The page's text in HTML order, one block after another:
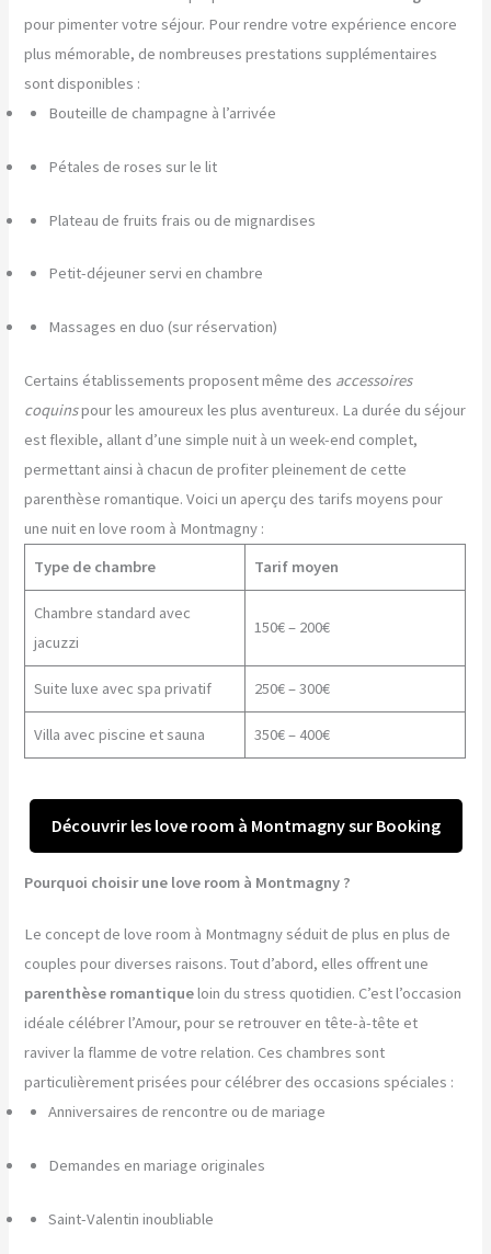
pour pimenter votre séjour. Pour rendre votre expérience encore
plus mémorable, de nombreuses prestations supplémentaires
sont disponibles :
Bouteille de champagne à l’arrivée
Pétales de roses sur le lit
Plateau de fruits frais ou de mignardises
Petit-déjeuner servi en chambre
Massages en duo (sur réservation)
Certains établissements proposent même des accessoires
coquinspour les amoureux les plus aventureux. La durée du séjour
est flexible, allant d’une simple nuit à un week-end complet,
permettant ainsi à chacun de profiter pleinement de cette
parenthèse romantique. Voici un aperçu des tarifs moyens pour
une nuit en love room à Montmagny :
Type de chambre
Tarif moyen
Chambre standard avec
jacuzzi
150€ – 200€
Suite luxe avec spa privatif 250€ – 300€
Villa avec piscine et sauna 350€ – 400€
Découvrir les love room à Montmagny sur Booking
Pourquoi choisir une love room à Montmagny ?
Le concept de love room à Montmagny séduit de plus en plus de
couples pour diverses raisons. Tout d’abord, elles offrent une
parenthèse romantiqueloin du stress quotidien. C’est l’occasion
idéale célébrer l’Amour, pour se retrouver en tête-à-tête et
raviver la flamme de votre relation. Ces chambres sont
particulièrement prisées pour célébrer des occasions spéciales :
Anniversaires de rencontre ou de mariage
Demandes en mariage originales
Saint-Valentin inoubliable